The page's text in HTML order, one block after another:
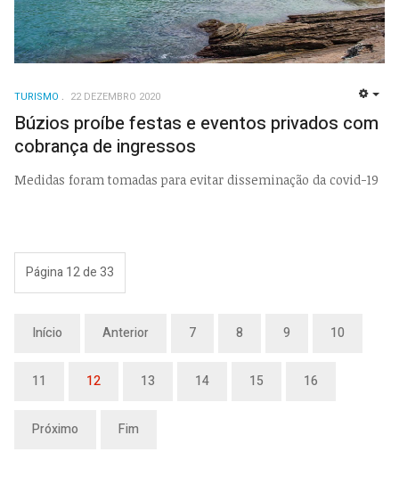
TURISMO 22 DEZEMBRO 2020
Búzios proíbe festas e eventos privados com
cobrança de ingressos
Medidas foram tomadas para evitar disseminação da covid-19
Página 12 de 33
Início Anterior 7 8 9 10
11 12 13 14 15 16
Próximo Fim